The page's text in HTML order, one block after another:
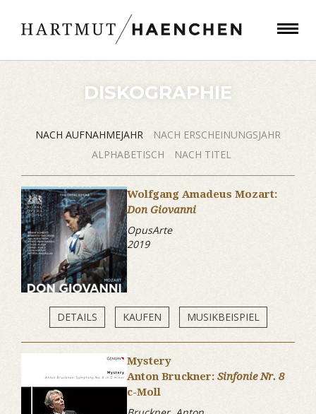
DISKOGRAPHIE
NACH AUFNAHMEJAHR
NACH ERSCHEINUNGSJAHR
ALPHABETISCH
NACH TITEL
Wolfgang Amadeus Mozart:
Don Giovanni
OpusArte
2019
DETAILS KAUFEN MUSIKBEISPIEL
Mystery
Anton Bruckner: Sinfonie Nr. 8
c-Moll